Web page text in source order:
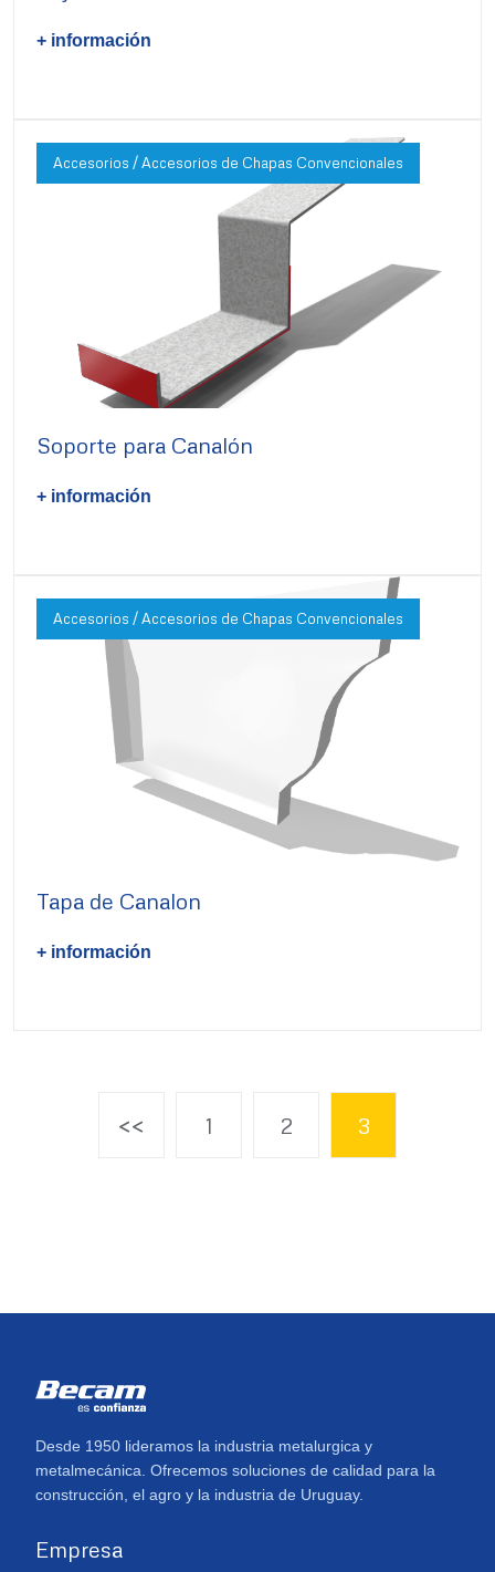
+ información
Accesorios / Accesorios de Chapas Convencionales
Soporte para Canalón
+ información
Accesorios / Accesorios de Chapas Convencionales
Tapa de Canalon
+ información
<< 1 2 3
Desde 1950 lideramos la industria metalurgica y
metalmecánica. Ofrecemos soluciones de calidad para la
construcción, el agro y la industria de Uruguay.
Empresa